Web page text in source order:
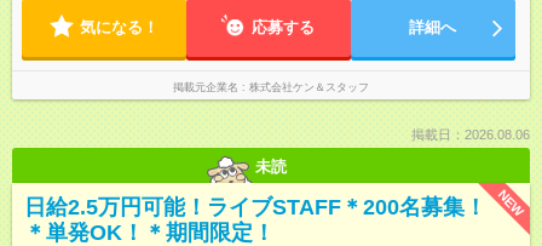
気になる！ 応募する 詳細へ
掲載元企業名 株式会社ケン＆スタッフ
掲載日：2026.08.06
未読
NEW
日給2.5万円可能！ライブSTAFF＊200名募集！
＊単発OK！＊期間限定！